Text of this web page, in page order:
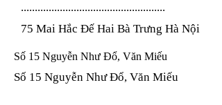
....................................................
75 Mai Hắc Đế Hai Bà Trưng Hà Nội
Số 15 Nguyễn Như Đổ, Văn Miếu
Số 15 Nguyễn Như Đổ, Văn Miếu